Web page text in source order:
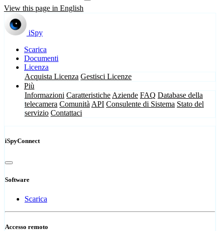
View this page in English
iSpy
Scarica
Documenti
Licenza
Acquista Licenza Gestisci Licenze
Più
Informazioni Caratteristiche Aziende FAQ Database della
telecamera Comunità API Consulente di Sistema Stato del
servizio Contattaci
iSpyConnect
Software
Scarica
Accesso remoto